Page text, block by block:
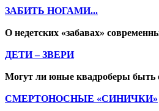
ЗАБИТЬ НОГАМИ...
О недетских «забавах»
ДЕТИ – ЗВЕРИ
Могут ли юные квадроберы быть
СМЕРТОНОСНЫЕ «СИНИЧКИ»